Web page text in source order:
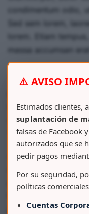
condimentum odio,
Sed sem lorem,
lorem. Etiam
massa accumsan erat.
“ Many desktop
default model
sometimes by
Aenean lorem
adipiscing ac
pretium a rhoncus
posuere. Sed
⚠️ AVISO
Estimados clientes,
suplantación de
falsas de Facebook
autorizados que se
pedir pagos
Por su seguridad,
políticas
Cuentas